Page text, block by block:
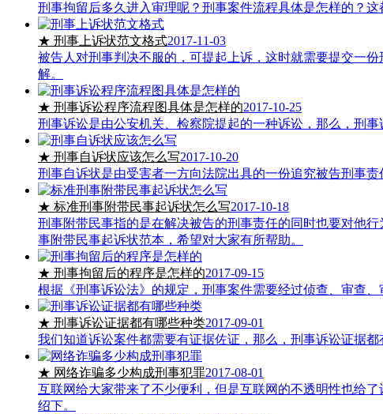
刑事拘留后多久进入审理呢？刑事案件流程具体是怎样的？
★ 刑事上诉状范文格式2017-11-03
被告人对刑事判决不服的，可提起上诉，这时就需要提交一
解。
★ 刑事诉讼程序流程图具体是怎样的2017-10-25
刑事诉讼是由公安机关、检察院提起的一种诉讼，那么，刑
★ 刑事自诉状应该怎么写2017-10-20
刑事自诉状是由受害者一方向法院出具的一份追究被告刑事
★ 标准刑事附带民事起诉状怎么写2017-10-18
刑事附带民事指的是在解决被告的刑事责任的同时也要对他
事附带民事起诉状范本，希望对大家有所帮助。
★ 刑事拘留后的程序是怎样的2017-09-15
根据《刑事诉讼法》的规定，刑事案件需要经过侦查、审查
★ 刑事诉讼证据都有哪些种类2017-09-01
我们知道诉讼案件都需要有证据佐证，那么，刑事诉讼证据
★ 网络诈骗多少构成刑事犯罪2017-08-01
互联网给大家带来了不少便利，但是互联网的不透明性也给
绍下。